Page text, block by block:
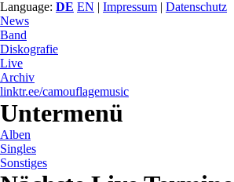
Language: DE EN | Impressum | Datenschutz
News
Band
Diskografie
Live
Archiv
linktr.ee/camouflagemusic
Untermenü
Alben
Singles
Sonstiges